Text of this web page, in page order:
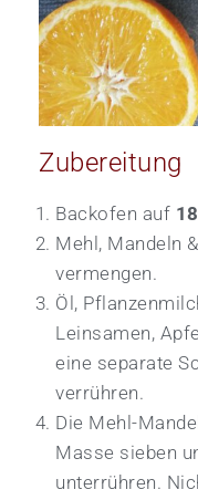
Zubereitung
Backofen auf
Mehl, Mandeln
vermengen.
Öl,
Leinsamen,
eine separate
verrühren.
Die Mehl-
Masse sieben
unterrühren.